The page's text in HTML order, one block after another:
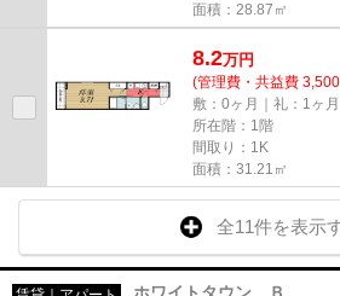
面積：28.87㎡
8.2万円
(管理費・共益費
敷：0ヶ月｜礼：1ヶ月
所在階：1階
間取り：1K
面積：31.21㎡
全11件を表示